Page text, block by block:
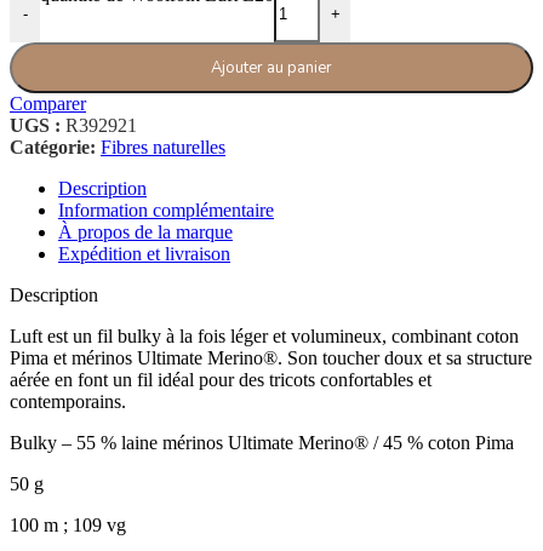
- +
Ajouter au panier
Comparer
UGS : R392921
Catégorie: Fibres naturelles
Description
Information complémentaire
À propos de la marque
Expédition et livraison
Description
Luft est un fil bulky à la fois léger et volumineux, combinant coton
Pima et mérinos Ultimate Merino®. Son toucher doux et sa structure
aérée en font un fil idéal pour des tricots confortables et
contemporains.
Bulky – 55 % laine mérinos Ultimate Merino® / 45 % coton Pima
50 g
100 m ; 109 vg